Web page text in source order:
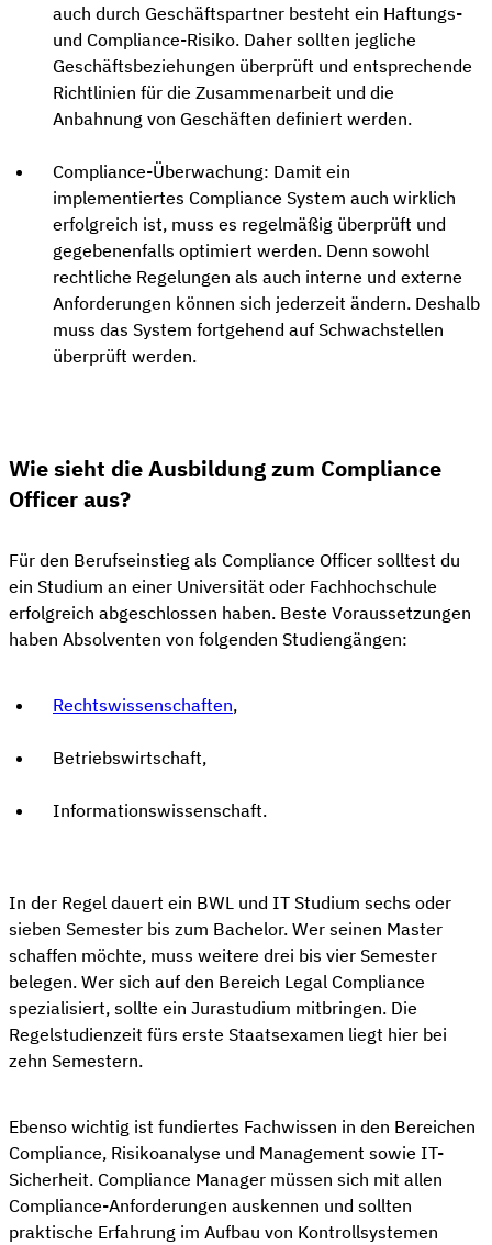
auch durch Geschäftspartner besteht ein Haftungs-
und Compliance-Risiko. Daher sollten jegliche
Geschäftsbeziehungen überprüft und entsprechende
Richtlinien für die Zusammenarbeit und die
Anbahnung von Geschäften definiert werden.
Compliance-Überwachung: Damit ein
implementiertes Compliance System auch wirklich
erfolgreich ist, muss es regelmäßig überprüft und
gegebenenfalls optimiert werden. Denn sowohl
rechtliche Regelungen als auch interne und externe
Anforderungen können sich jederzeit ändern. Deshalb
muss das System fortgehend auf Schwachstellen
überprüft werden.
Wie sieht die Ausbildung zum Compliance
Officer aus?
Für den Berufseinstieg als Compliance Officer solltest du
ein Studium an einer Universität oder Fachhochschule
erfolgreich abgeschlossen haben. Beste Voraussetzungen
haben Absolventen von folgenden Studiengängen:
Rechtswissenschaften,
Betriebswirtschaft,
Informationswissenschaft.
In der Regel dauert ein BWL und IT Studium sechs oder
sieben Semester bis zum Bachelor. Wer seinen Master
schaffen möchte, muss weitere drei bis vier Semester
belegen. Wer sich auf den Bereich Legal Compliance
spezialisiert, sollte ein Jurastudium mitbringen. Die
Regelstudienzeit fürs erste Staatsexamen liegt hier bei
zehn Semestern.
Ebenso wichtig ist fundiertes Fachwissen in den Bereichen
Compliance, Risikoanalyse und Management sowie IT-
Sicherheit. Compliance Manager müssen sich mit allen
Compliance-Anforderungen auskennen und sollten
praktische Erfahrung im Aufbau von Kontrollsystemen